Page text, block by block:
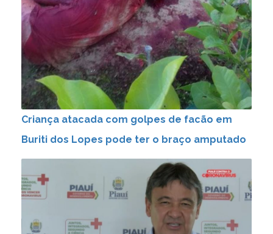
Criança atacada com golpes de facão em
Buriti dos Lopes pode ter o braço amputado